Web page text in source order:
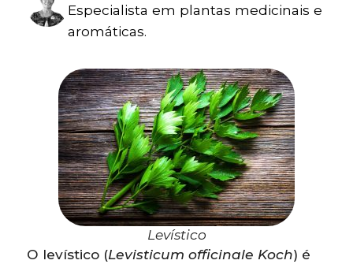
Especialista em plantas medicinais e
aromáticas.
Levístico
O levístico (Levisticum officinale Koch) é